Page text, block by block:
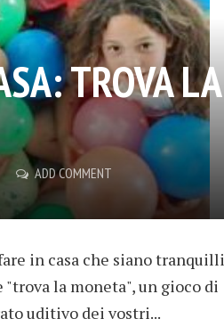
TROVA LA
ADD COMMENT
in casa che siano tranquilli
la moneta", un gioco di
uditivo dei vostri...